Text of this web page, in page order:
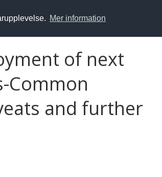
Mer information
of next
Common
and further